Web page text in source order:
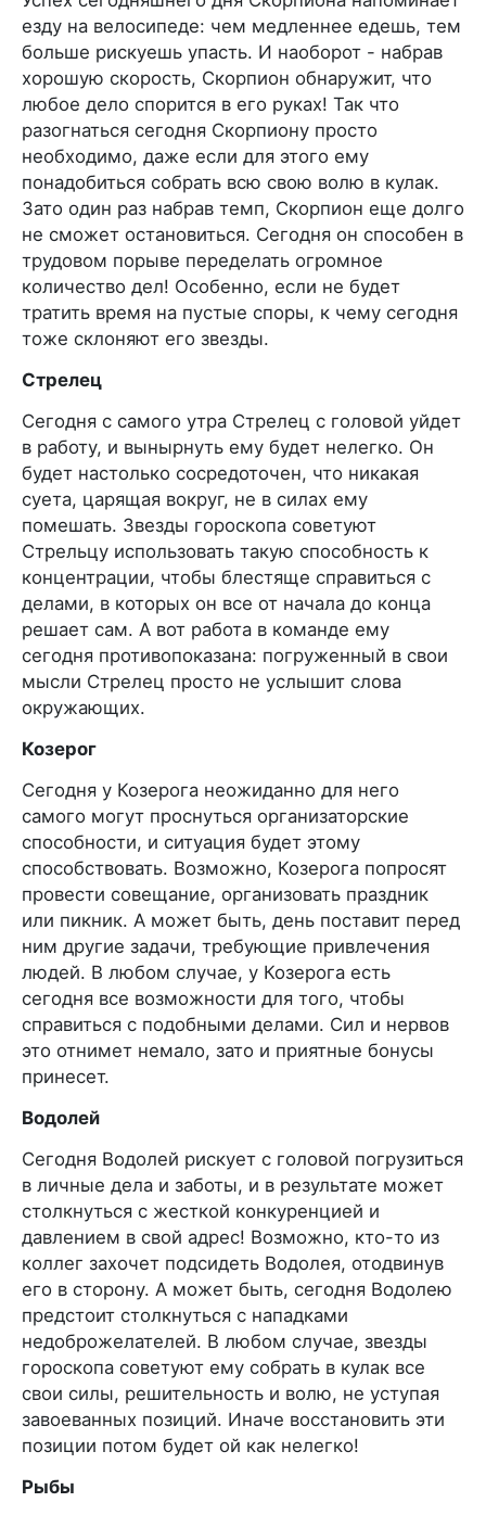
езду на велосипеде: чем медленнее едешь, тем
больше рискуешь упасть. И наоборот - набрав
хорошую скорость, Скорпион обнаружит, что
любое дело спорится в его руках! Так что
разогнаться сегодня Скорпиону просто
необходимо, даже если для этого ему
понадобиться собрать всю свою волю в кулак.
Зато один раз набрав темп, Скорпион еще долго
не сможет остановиться. Сегодня он способен в
трудовом порыве переделать огромное
количество дел! Особенно, если не будет
тратить время на пустые споры, к чему сегодня
тоже склоняют его звезды.
Стрелец
Сегодня с самого утра Стрелец с головой уйдет
в работу, и вынырнуть ему будет нелегко. Он
будет настолько сосредоточен, что никакая
суета, царящая вокруг, не в силах ему
помешать. Звезды гороскопа советуют
Стрельцу использовать такую способность к
концентрации, чтобы блестяще справиться с
делами, в которых он все от начала до конца
решает сам. А вот работа в команде ему
сегодня противопоказана: погруженный в свои
мысли Стрелец просто не услышит слова
окружающих.
Козерог
Сегодня у Козерога неожиданно для него
самого могут проснуться организаторские
способности, и ситуация будет этому
способствовать. Возможно, Козерога попросят
провести совещание, организовать праздник
или пикник. А может быть, день поставит перед
ним другие задачи, требующие привлечения
людей. В любом случае, у Козерога есть
сегодня все возможности для того, чтобы
справиться с подобными делами. Сил и нервов
это отнимет немало, зато и приятные бонусы
принесет.
Водолей
Сегодня Водолей рискует с головой погрузиться
в личные дела и заботы, и в результате может
столкнуться с жесткой конкуренцией и
давлением в свой адрес! Возможно, кто-то из
коллег захочет подсидеть Водолея, отодвинув
его в сторону. А может быть, сегодня Водолею
предстоит столкнуться с нападками
недоброжелателей. В любом случае, звезды
гороскопа советуют ему собрать в кулак все
свои силы, решительность и волю, не уступая
завоеванных позиций. Иначе восстановить эти
позиции потом будет ой как нелегко!
Рыбы